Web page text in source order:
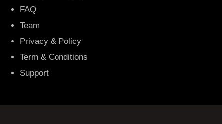
FAQ
Team
Privacy & Policy
Term & Conditions
Support